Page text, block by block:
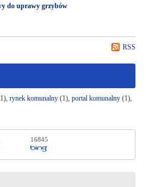
do uprawy grzybów
RSS
rynek komunalny(1), portal komunalny(1),
16845